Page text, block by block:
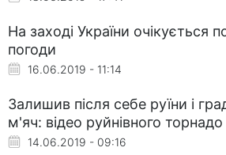
На заході України очікується
погоди
16.06.2019 - 11:14
Залишив після себе руїни і
м'яч: відео руйнівного торнадо
14.06.2019 - 09:16